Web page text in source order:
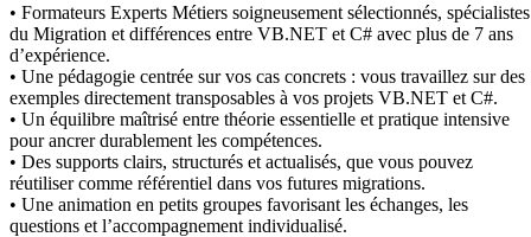
• Formateurs Experts Métiers soigneusement sélectionnés, spécialistes
du Migration et différences entre VB.NET et C# avec plus de 7 ans
d’expérience.
• Une pédagogie centrée sur vos cas concrets : vous travaillez sur des
exemples directement transposables à vos projets VB.NET et C#.
• Un équilibre maîtrisé entre théorie essentielle et pratique intensive
pour ancrer durablement les compétences.
• Des supports clairs, structurés et actualisés, que vous pouvez
réutiliser comme référentiel dans vos futures migrations.
• Une animation en petits groupes favorisant les échanges, les
questions et l’accompagnement individualisé.